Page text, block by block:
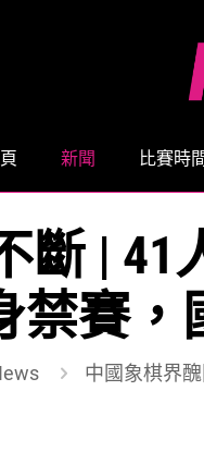
新聞 比賽時
斷 |
禁賽，
中國象棋界